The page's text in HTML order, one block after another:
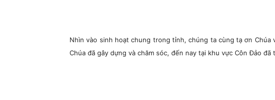
Nhìn vào sinh hoạt chung trong tỉnh, chúng ta cùng tạ ơn
Chúa đã gây dựng và chăm sóc, đến nay tại khu vực Côn Đảo